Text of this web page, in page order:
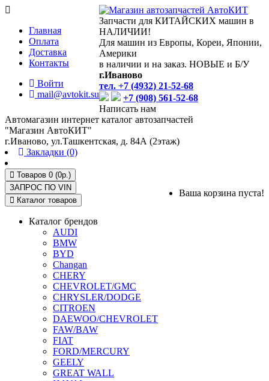
Главная
Оплата
Доставка
Контакты
Войти
mail@avtokit.su
Запчасти для КИТАЙСКИХ машин в
НАЛИЧИИ!
Для машин из Европы, Кореи, Японии,
Америки
в наличии и на заказ. НОВЫЕ и Б/У
г.Иваново
тел. +7 (4932) 21-52-68
+7 (908) 561-52-68
Написать нам
Автомагазин интернет каталог автозапчастей
"Магазин АвтоКИТ"
г.Иваново, ул.Ташкентская, д. 84А (2этаж)
Закладки (0)
Товаров 0 (0р.)
Ваша корзина пуста!
ЗАПРОС ПО VIN
Каталог товаров
Каталог брендов
AUDI
BMW
BYD
Changan
CHERY
CHEVROLET/GMC
CHRYSLER/DODGE
CITROEN
DAEWOO/CHEVROLET
FAW/BAW
FIAT
FORD/MERCURY
GEELY
GREAT WALL